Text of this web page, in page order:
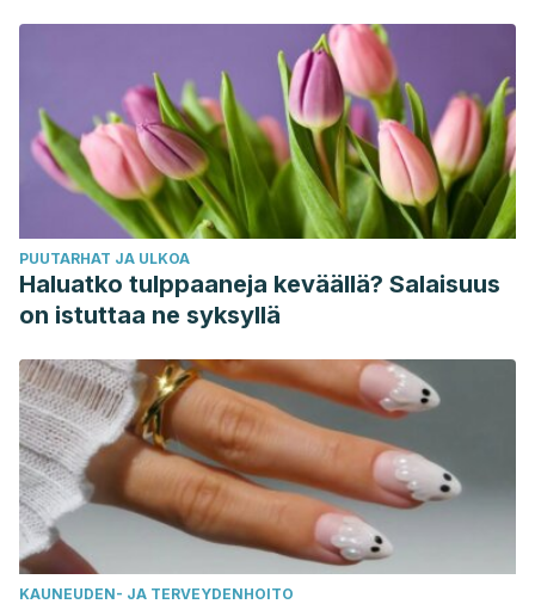
PUUTARHAT JA ULKOA
Haluatko tulppaaneja keväällä? Salaisuus
on istuttaa ne syksyllä
KAUNEUDEN- JA TERVEYDENHOITO